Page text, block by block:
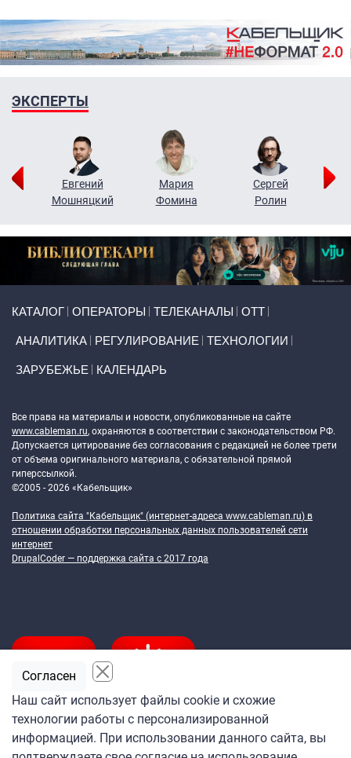
ЭКСПЕРТЫ
Евгений
Мошняцкий
Мария
Фомина
Сергей
Ролин
КАТАЛОГ ОПЕРАТОРЫ ТЕЛЕКАНАЛЫ ОТТ
АНАЛИТИКА РЕГУЛИРОВАНИЕ ТЕХНОЛОГИИ
ЗАРУБЕЖЬЕ КАЛЕНДАРЬ
Все права на материалы и новости, опубликованные на сайте
www.cableman.ru, охраняются в соответствии с законодательством РФ.
Допускается цитирование без согласования с редакцией не более трети
от объема оригинального материала, с обязательной прямой
гиперссылкой.
©2005 - 2026 «Кабельщик»
Политика сайта "Кабельщик" (интернет-адреса www.cableman.ru) в
отношении обработки персональных данных пользователей сети
интернет
DrupalCoder — поддержка сайта c 2017 года
Подпишитесь
на ежедневную рассылку
Наш сайт использует файлы cookie и схожие
технологии работы с персонализированной
информацией. При использовании данного сайта, вы
Согласен